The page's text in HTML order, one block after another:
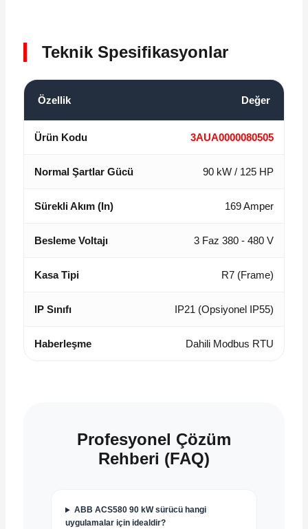
Teknik Spesifikasyonlar
Özellik Değer
Ürün Kodu 3AUA0000080505
Normal Şartlar Gücü 90 kW / 125 HP
Sürekli Akım (In) 169 Amper
Besleme Voltajı 3 Faz 380 - 480 V
Kasa Tipi R7 (Frame)
IP Sınıfı IP21 (Opsiyonel IP55)
Haberleşme Dahili Modbus RTU
Profesyonel Çözüm
Rehberi (FAQ)
ABB ACS580 90 kW sürücü hangi
uygulamalar için idealdir?